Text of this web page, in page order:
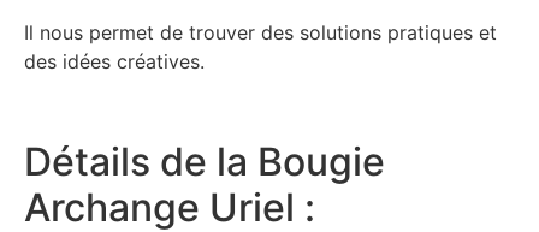
Il nous permet de trouver des solutions pratiques et
des idées créatives.
Détails de la Bougie
Archange Uriel :